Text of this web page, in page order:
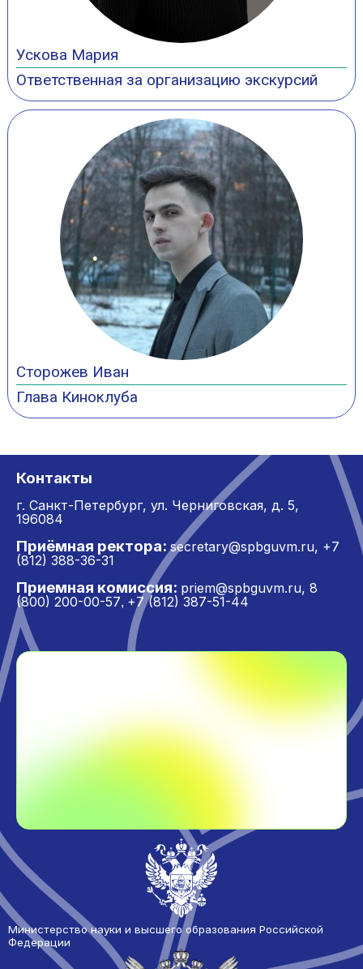
Ускова Мария
Ответственная за организацию экскурсий
Сторожев Иван
Глава Киноклуба
Контакты
г. Санкт-Петербург, ул. Черниговская, д. 5,
196084
Приёмная ректора: secretary@spbguvm.ru, +7
(812) 388-36-31
Приемная комиссия: priem@spbguvm.ru, 8
(800) 200-00-57, +7 (812) 387-51-44
Министерство науки и высшего образования Российской
Федерации